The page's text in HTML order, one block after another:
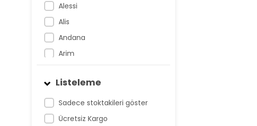
Alessi
Alis
Andana
Arim
Atnis
Belan
Belay
Listeleme
Sadece stoktakileri göster
Ücretsiz Kargo